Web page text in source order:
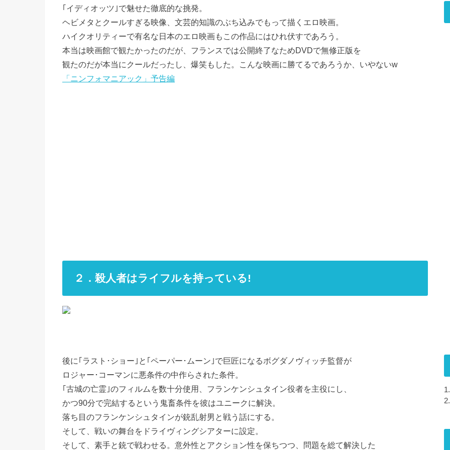
｢イディオッツ｣で魅せた徹底的な挑発。
ヘビメタとクールすぎる映像、文芸的知識のぶち込みでもって描くエロ映画。
ハイクオリティーで有名な日本のエロ映画もこの作品にはひれ伏すであろう。
本当は映画館で観たかったのだが、フランスでは公開終了なためDVDで無修正版を
観たのだが本当にクールだったし、爆笑もした。こんな映画に勝てるであろうか、いやないw
「ニンフォマニアック」予告編
２．殺人者はライフルを持っている!
後に｢ラスト･ショー｣と｢ペーパー･ムーン｣で巨匠になるボグダノヴィッチ監督が
ロジャー･コーマンに悪条件の中作らされた条件。
｢古城の亡霊｣のフィルムを数十分使用、フランケンシュタイン役者を主役にし、
かつ90分で完結するという鬼畜条件を彼はユニークに解決。
落ち目のフランケンシュタインが銃乱射男と戦う話にする。
そして、戦いの舞台をドライヴィングシアターに設定。
そして、素手と銃で戦わせる。意外性とアクション性を保ちつつ、問題を総て解決した
1.
2.